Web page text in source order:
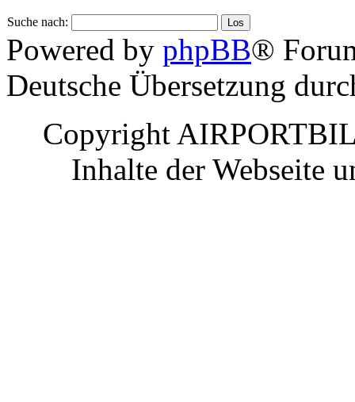
Suche nach:
Powered by phpBB®
Deutsche Übersetzung
Copyright
Inhalte der Webseite